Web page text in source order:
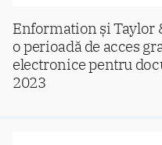
Enformation și Taylor
o perioadă de acces
electronice pentru
2023